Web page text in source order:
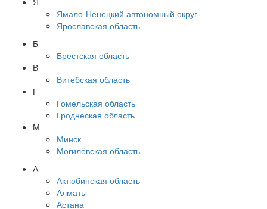
Ямало-Ненецкий автономный округ
Ярославская область
Б
Брестская область
В
Витебская область
Г
Гомельская область
Гроднеская область
М
Минск
Могилёвская область
А
Актюбинская область
Алматы
Астана